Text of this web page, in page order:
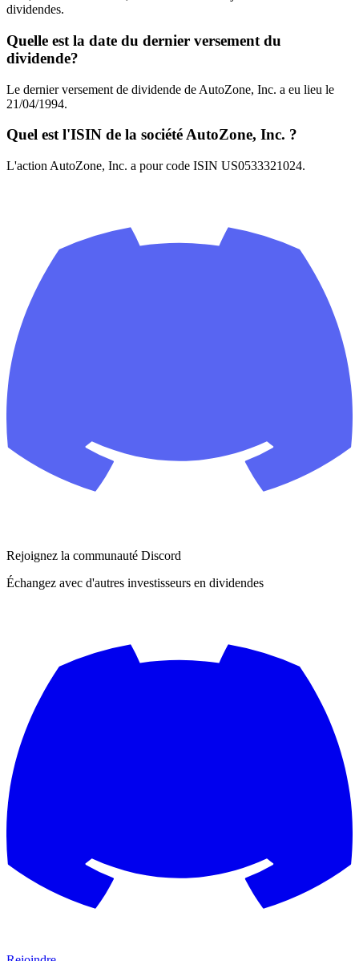
dividendes.
Quelle est la date du dernier versement du
dividende?
Le dernier versement de dividende de AutoZone, Inc. a eu lieu le
21/04/1994.
Quel est l'ISIN de la société AutoZone, Inc. ?
L'action AutoZone, Inc. a pour code ISIN US0533321024.
Rejoignez la communauté Discord
Échangez avec d'autres investisseurs en dividendes